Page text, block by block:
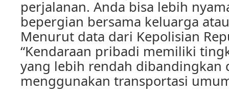
perjalanan. Anda bisa lebih
bepergian bersama keluarga
Menurut data dari Kepolisian
“Kendaraan pribadi memiliki
yang lebih rendah dibandingkan
menggunakan transportasi